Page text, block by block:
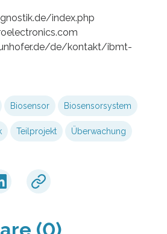
index.php
de/kontakt/ibmt-
Biosensor Biosensorsystem
Teilprojekt Überwachung
(0)